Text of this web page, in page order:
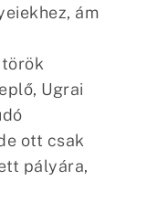
ám
Ugrai
ott csak
pályára,